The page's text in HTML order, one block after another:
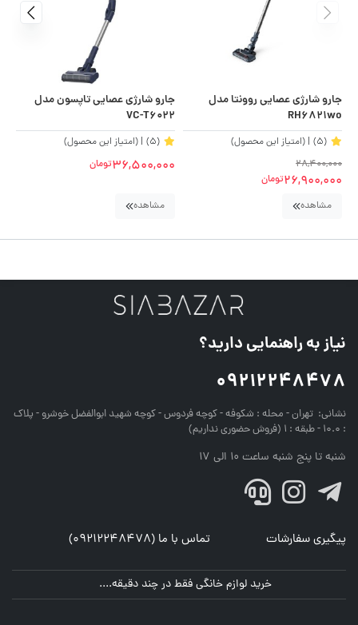
جارو شارژی عصایی روونتا مدل
RH6821wo
(5)
| (امتیاز این محصول)
28,400,000
26,900,000تومان
مشاهده
جارو شارژی عصایی تاپسون مدل
VC-T6022
(5) | (امتیاز این محصول)
36,500,000تومان
مشاهده
نیاز به راهنمایی دارید؟
09212248478
نشانی: تهران - محله : شکوفه - کوچه فردوس - کوچه شهید ابوالفضل خوشرو - پلاک
: 10.0 - طبقه : 1 (فروش حضوری نداریم)
شنبه تا پنج شنبه ساعت 10 الی 17
پیگیری سفارشات تماس با ما (09212248478)
خرید لوازم خانگی فقط در چند دقیقه....